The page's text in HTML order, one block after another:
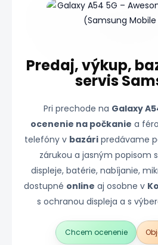
Predaj, výkup,
servis
Pri prechode na Galaxy
ocenenie na počkanie a
telefóny v bazáripredávame
zárukou a jasným popisom
displeje, batérie, nabíjanie,
dostupné online aj osobne v
s ochranou displeja a s
Chcem ocenenie